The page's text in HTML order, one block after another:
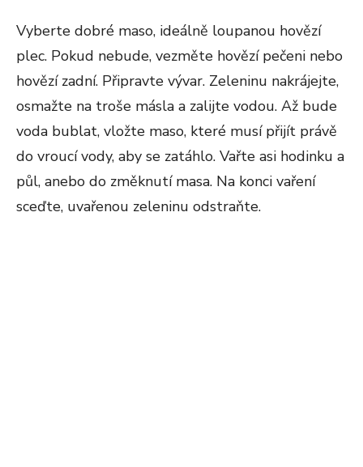
Vyberte dobré maso, ideálně loupanou hovězí
plec. Pokud nebude, vezměte hovězí pečeni nebo
hovězí zadní. Připravte vývar. Zeleninu nakrájejte,
osmažte na troše másla a zalijte vodou. Až bude
voda bublat, vložte maso, které musí přijít právě
do vroucí vody, aby se zatáhlo. Vařte asi hodinku a
půl, anebo do změknutí masa. Na konci vaření
sceďte, uvařenou zeleninu odstraňte.